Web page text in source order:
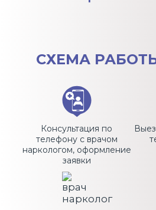
СХЕМА
Консультация по
телефону с врачом
наркологом, оформление
заявки